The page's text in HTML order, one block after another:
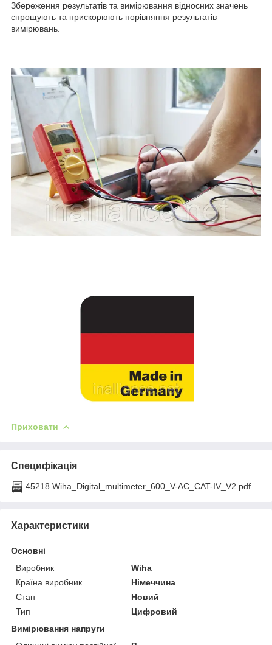
Збереження результатів та вимірювання відносних значень
спрощують та прискорюють порівняння результатів
вимірювань.
Приховати
Специфікація
45218 Wiha_Digital_multimeter_600_V-AC_CAT-IV_V2.pdf
Характеристики
Основні
Виробник
Wiha
Країна виробник
Німеччина
Стан
Новий
Тип
Цифровий
Вимірювання напруги